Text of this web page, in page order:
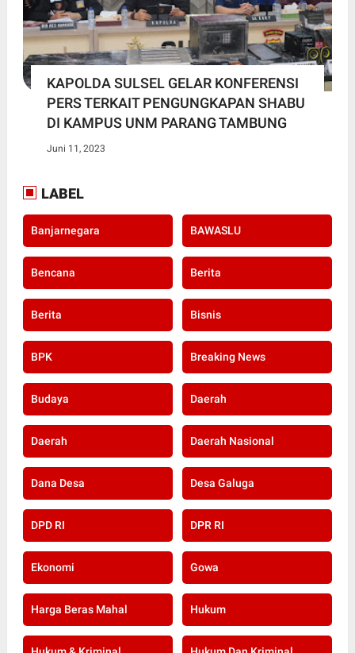
KAPOLDA SULSEL GELAR KONFERENSI
PERS TERKAIT PENGUNGKAPAN SHABU
DI KAMPUS UNM PARANG TAMBUNG
Juni 11, 2023
LABEL
Banjarnegara BAWASLU
Bencana Berita
Berita Bisnis
BPK Breaking News
Budaya Daerah
Daerah Daerah Nasional
Dana Desa Desa Galuga
DPD RI DPR RI
Ekonomi Gowa
Harga Beras Mahal Hukum